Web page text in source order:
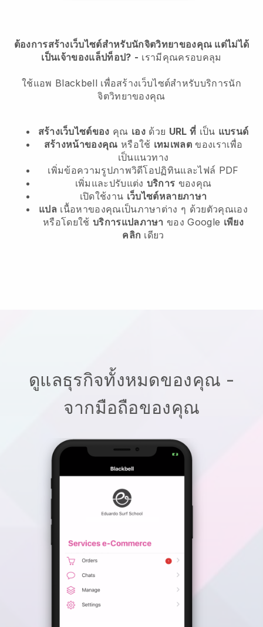
ต้องการสร้างเว็บไซต์สำหรับนักจิตวิทยาของคุณ แต่ไม่ได้
เป็นเจ้าของแล็ปท็อป? - เรามีคุณครอบคลุม
ใช้แอพ Blackbell เพื่อสร้างเว็บไซต์สำหรับบริการนัก
จิตวิทยาของคุณ
สร้างเว็บไซต์ของ คุณ เองด้วย URL ที่ เป็น แบรนด์
สร้างหน้าของคุณ หรือใช้ เทมเพลต ของเราเพื่อ
เป็นแนวทาง
เพิ่มข้อความรูปภาพวิดีโอปฏิทินและไฟล์ PDF
เพิ่มและปรับแต่ง บริการ ของคุณ
เปิดใช้งาน เว็บไซต์หลายภาษา
แปล เนื้อหาของคุณเป็นภาษาต่าง ๆ ด้วยตัวคุณเอง
หรือโดยใช้ บริการแปลภาษา ของ Google เพียง
คลิก เดียว
ดูแลธุรกิจทั้งหมดของคุณ -
จากมือถือของคุณ